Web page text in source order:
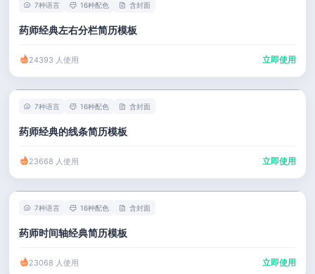
7种语言 16种配色 含封面
药师经典左右分栏简历模板
24393 人使用 立即使用
7种语言 16种配色 含封面
药师经典的线条简历模板
23668 人使用 立即使用
7种语言 16种配色 含封面
药师时间轴经典简历模板
23068 人使用 立即使用